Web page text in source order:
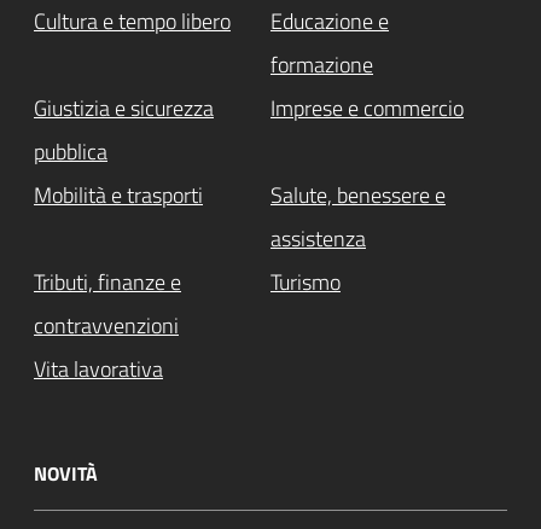
Cultura e tempo libero
Educazione e
formazione
Giustizia e sicurezza
pubblica
Imprese e commercio
Mobilità e trasporti
Salute, benessere e
assistenza
Tributi, finanze e
contravvenzioni
Turismo
Vita lavorativa
NOVITÀ